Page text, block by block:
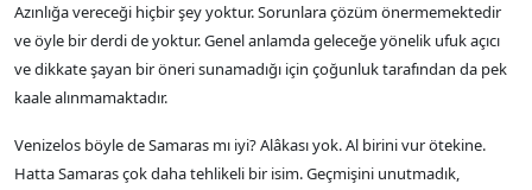
Azınlığa vereceği hiçbir şey yoktur. Sorunlara çözüm önermemektedir
ve öyle bir derdi de yoktur. Genel anlamda geleceğe yönelik ufuk açıcı
ve dikkate şayan bir öneri sunamadığı için çoğunluk tarafından da pek
kaale alınmamaktadır.
Venizelos böyle de Samaras mı iyi? Alâkası yok. Al birini vur ötekine.
Hatta Samaras çok daha tehlikeli bir isim. Geçmişini unutmadık,